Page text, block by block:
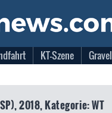
KT-Szene Gravel
2018, Kategorie: WT